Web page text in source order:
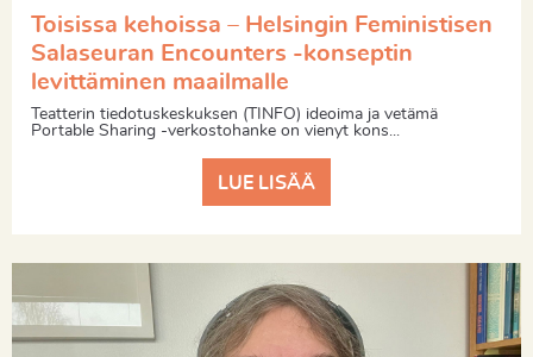
Toisissa kehoissa – Helsingin Feministisen
Salaseuran Encounters -konseptin
levittäminen maailmalle
Teatterin tiedotuskeskuksen (TINFO) ideoima ja vetämä
Portable Sharing -verkostohanke on vienyt kons...
LUE LISÄÄ